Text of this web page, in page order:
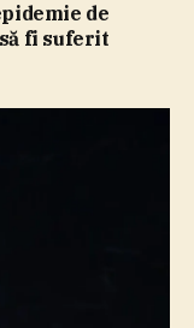
de
fi suferit